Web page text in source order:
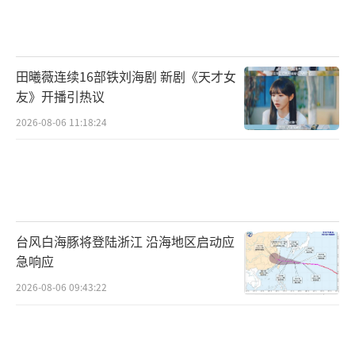
田曦薇连续16部铁刘海剧 新剧《天才女
友》开播引热议
2026-08-06 11:18:24
台风白海豚将登陆浙江 沿海地区启动应
急响应
2026-08-06 09:43:22